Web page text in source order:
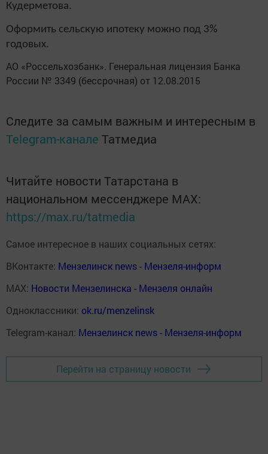
Кудерметова.
Оформить сельскую ипотеку можно под 3%
годовых.
АО «Россельхозбанк». Генеральная лицензия Банка
России № 3349 (бессрочная) от 12.08.2015
Следите за самым важным и интересным в
Telegram-канале Татмедиа
Читайте новости Татарстана в
национальном мессенджере MАХ:
https://max.ru/tatmedia
Самое интересное в наших социальных сетях:
ВКонтакте: Мензелинск news - Мензеля-информ
MAX: Новости Мензелинска - Мензеля онлайн
Одноклассники: ok.ru/menzelinsk
Telegram-канал: Мензелинск news - Мензеля-информ
Перейти на страницу новости